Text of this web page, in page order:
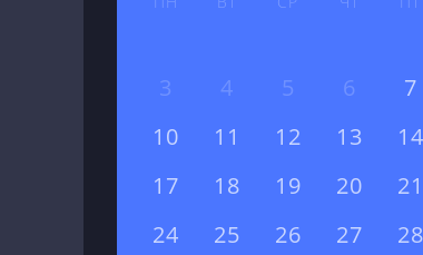
3
4 5 6 7
10
11 12 13 14
17
18 19 20 21
24
25 26 27 28